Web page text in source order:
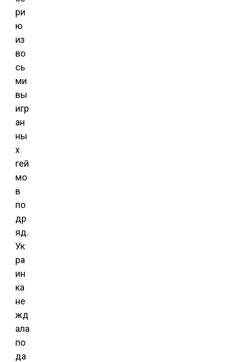
ри
ю
из
во
сь
ми
вы
игр
ан
ны
х
гей
мо
в
по
др
яд.
Ук
ра
ин
ка
не
жд
ала
по
да